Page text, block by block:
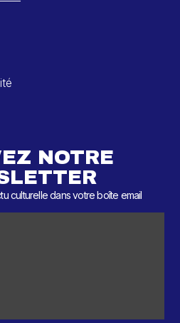
NOTRE
culturelle dans votre boîte email